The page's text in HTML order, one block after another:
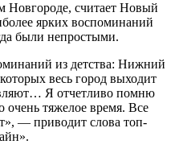
Новгороде, считает Новый
ярких воспоминаний
были непростыми.
из детства: Нижний
весь город выходит
Я отчетливо помню
очень тяжелое время. Все
— приводит слова топ-